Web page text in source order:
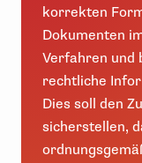
korrekten
Dokumenten
Verfahren und
rechtliche
Dies soll den
sicherstellen,